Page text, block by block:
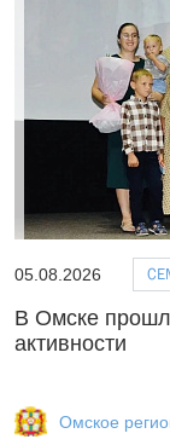
05.08.2026
В Омске
активности
Омское